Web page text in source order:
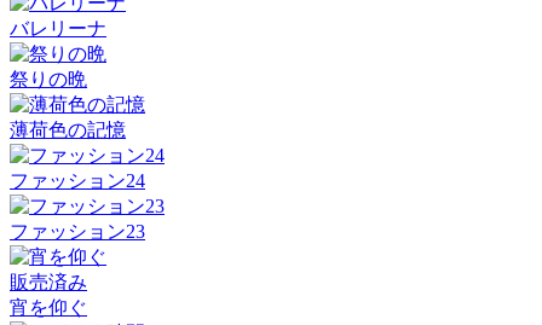
バレリーナ
祭りの晩
薄荷色の記憶
ファッション24
ファッション23
販売済み
宵を仰ぐ